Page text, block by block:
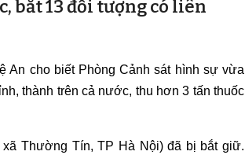
bắt 13 đối tượng có liên
An cho biết Phòng Cảnh sát hình sự vừa
thành trên cả nước, thu hơn 3 tấn thuốc
Thường Tín, TP Hà Nội) đã bị bắt giữ.